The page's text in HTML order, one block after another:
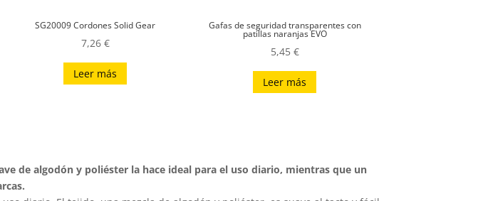
SG20009 Cordones Solid Gear
7,26 €
Leer más
Gafas de seguridad transparentes con
patillas naranjas EVO
5,45 €
Leer más
de algodón y poliéster la hace ideal para el uso diario, mientras que un